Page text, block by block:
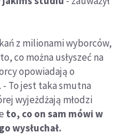
z milionami wyborców,
co można usłyszeć na
opowiadają o
To jest taka smutna
wyjeżdżają młodzi
to, co on sam mówi w
wysłuchał.